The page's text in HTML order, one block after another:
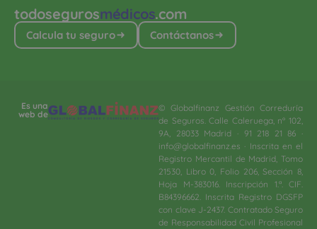
todosegurosmédicos.com
Calcula tu seguro Contáctanos
Es una
web de
© Globalfinanz Gestión Correduría
de Seguros. Calle Caleruega, nº 102,
9A, 28033 Madrid · 91 218 21 86 ·
info@globalfinanz.es · Inscrita en el
Registro Mercantil de Madrid, Tomo
21530, Libro 0, Folio 206, Sección 8,
Hoja M-383016. Inscripción 1.ª. CIF.
B84396662. Inscrita Registro DGSFP
con clave J-2437. Contratado Seguro
de Responsabilidad Civil Profesional